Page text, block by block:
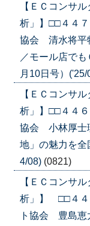
【ＥＣコンサ
析」】□□４４
協会 清水将平
／モール店で
月10日号）('25/
【ＥＣコンサ
析」】□□４４
協会 小林厚士
地」の魅力を
4/08) (0821)
【ＥＣコンサ
析」】 □□４４
ト協会 豊島恵